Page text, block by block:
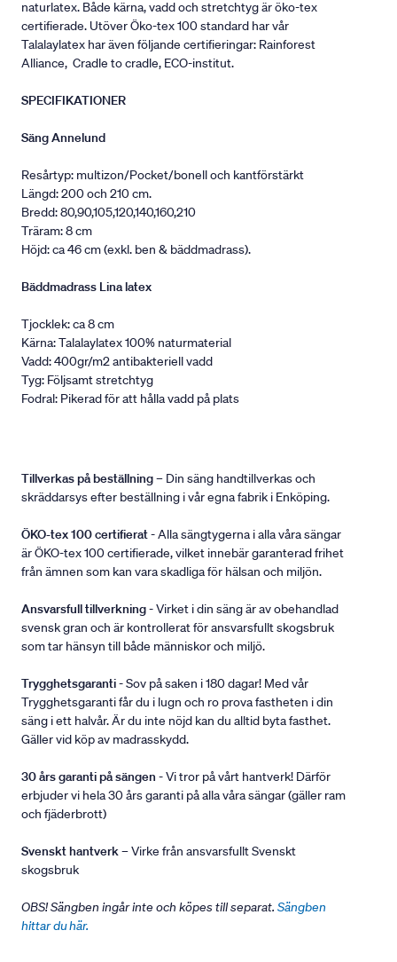
naturlatex. Både kärna, vadd och stretchtyg är öko-tex
certifierade. Utöver Öko-tex 100 standard har vår
Talalaylatex har även följande certifieringar: Rainforest
Alliance, Cradle to cradle, ECO-institut.
SPECIFIKATIONER
Säng Annelund
Resårtyp: multizon/Pocket/bonell och kantförstärkt
Längd: 200 och 210 cm.
Bredd: 80,90,105,120,140,160,210
Träram: 8 cm
Höjd: ca 46 cm (exkl. ben & bäddmadrass).
Bäddmadrass Lina latex
Tjocklek: ca 8 cm
Kärna: Talalaylatex 100% naturmaterial
Vadd: 400gr/m2 antibakteriell vadd
Tyg: Följsamt stretchtyg
Fodral: Pikerad för att hålla vadd på plats
Tillverkas på beställning– Din säng handtillverkas och
skräddarsys efter beställning i vår egna fabrik i Enköping.
ÖKO-tex 100 certifierat- Alla sängtygerna i alla våra sängar
är ÖKO-tex 100 certifierade, vilket innebär garanterad frihet
från ämnen som kan vara skadliga för hälsan och miljön.
Ansvarsfull tillverkning- Virket i din säng är av obehandlad
svensk gran och är kontrollerat för ansvarsfullt skogsbruk
som tar hänsyn till både människor och miljö.
Trygghetsgaranti- Sov på saken i 180 dagar! Med vår
Trygghetsgaranti får du i lugn och ro prova fastheten i din
säng i ett halvår. Är du inte nöjd kan du alltid byta fasthet.
Gäller vid köp av madrasskydd.
30 års garanti på sängen - Vi tror på vårt hantverk! Därför
erbjuder vi hela 30 års garanti på alla våra sängar (gäller ram
och fjäderbrott)
Svenskt hantverk– Virke från ansvarsfullt Svenskt
skogsbruk
OBS! Sängben ingår inte och köpes till separat. Sängben
hittar du här.